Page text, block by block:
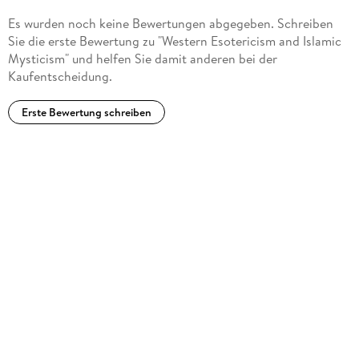
Es wurden noch keine Bewertungen abgegeben. Schreiben
Sie die erste Bewertung zu "Western Esotericism and Islamic
Mysticism" und helfen Sie damit anderen bei der
Kaufentscheidung.
Erste Bewertung schreiben